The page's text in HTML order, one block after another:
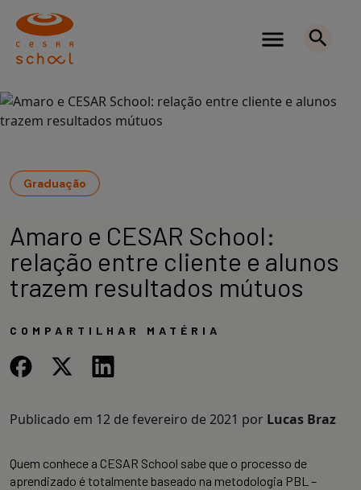
Graduação
Amaro e CESAR School:
relação entre cliente e alunos
trazem resultados mútuos
COMPARTILHAR MATÉRIA
Publicado em 12 de fevereiro de 2021 por Lucas Braz
Quem conhece a CESAR School sabe que o processo de
aprendizado é totalmente baseado na metodologia PBL –